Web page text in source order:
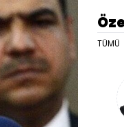
TÜMÜ